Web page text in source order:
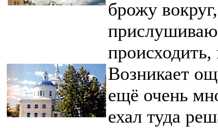
брожу
Возникает
ещё очень
ехал туда